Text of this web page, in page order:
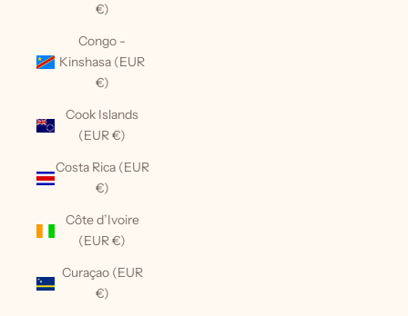
€)
Congo -
Kinshasa (EUR
€)
Cook Islands
(EUR €)
Costa Rica (EUR
€)
Côte d’Ivoire
(EUR €)
Curaçao (EUR
€)